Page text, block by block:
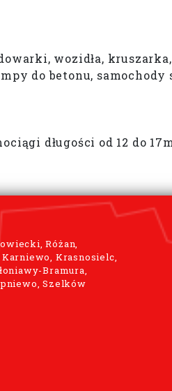
wozidła,
do betonu, samochody
długości od 12 do
Różan,
Krasnosielc,
Bramura,
Szelków